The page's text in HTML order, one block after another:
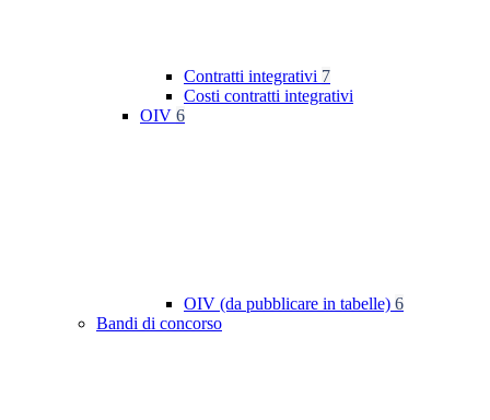
Contratti integrativi 7
Costi contratti integrativi
OIV 6
OIV (da pubblicare in tabelle) 6
Bandi di concorso